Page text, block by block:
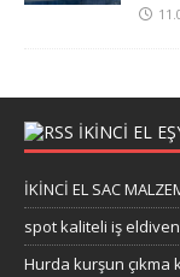
IKINCI EL
İKİNCİ EL SAC
spot kaliteli iş
Hurda kurşun çıkma